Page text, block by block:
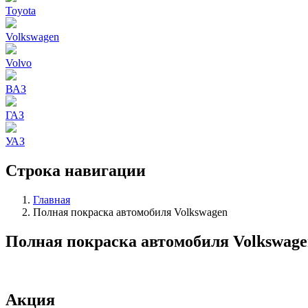
Toyota
Volkswagen
Volvo
ВАЗ
ГАЗ
УАЗ
Строка навигации
Главная
Полная покраска автомобиля Volkswagen
Полная покраска автомобиля
Акция